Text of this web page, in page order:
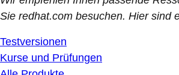
Sie redhat.com besuchen. Hier sind
Testversionen
Kurse und Prüfungen